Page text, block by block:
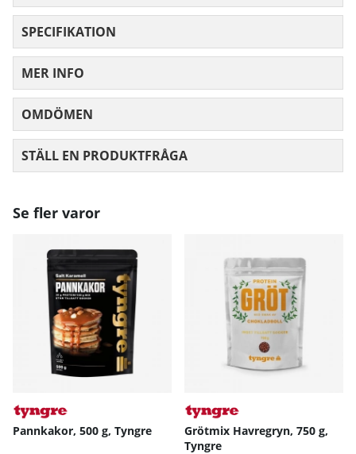
SPECIFIKATION
MER INFO
OMDÖMEN
STÄLL EN PRODUKTFRÅGA
Se fler varor
Pannkakor, 500 g, Tyngre
Grötmix Havregryn, 750 g,
Tyngre